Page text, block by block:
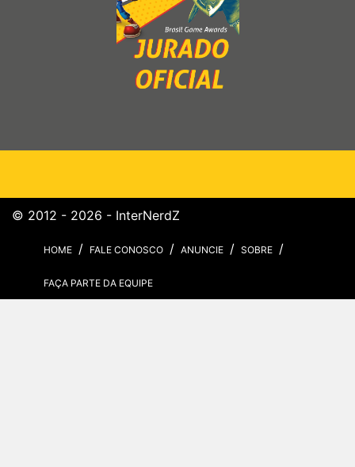
© 2012 - 2026 - InterNerdZ
HOME FALE CONOSCO ANUNCIE SOBRE
FAÇA PARTE DA EQUIPE